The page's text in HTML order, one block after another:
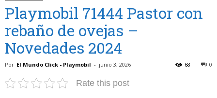
Playmobil 71444 Pastor con
rebaño de ovejas –
Novedades 2024
Por El Mundo Click - Playmobil - junio 3, 2026 0
68
Rate this post